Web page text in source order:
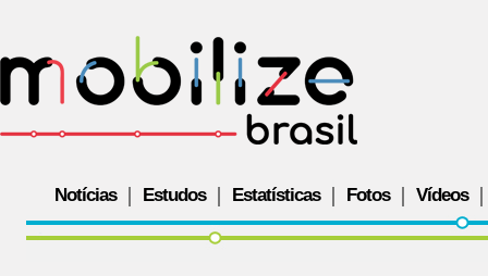
Notícias Estudos Estatísticas Fotos Vídeos